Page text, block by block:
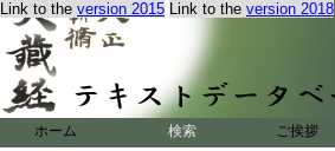
Link to the version 2015 Link to the version 2018
ホーム 検索 ご挨拶